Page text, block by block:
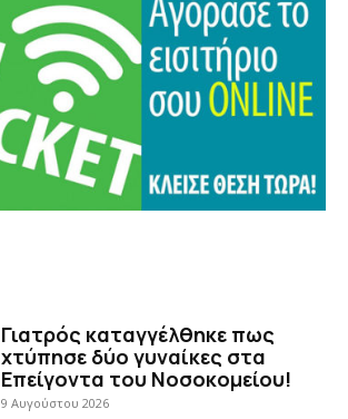
Γιατρός καταγγέλθηκε πως
χτύπησε δύο γυναίκες στα
Επείγοντα του Νοσοκομείου!
9 Αυγούστου 2026